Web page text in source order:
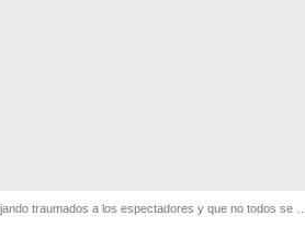
a los espectadores y que no todos se atreven a terminar